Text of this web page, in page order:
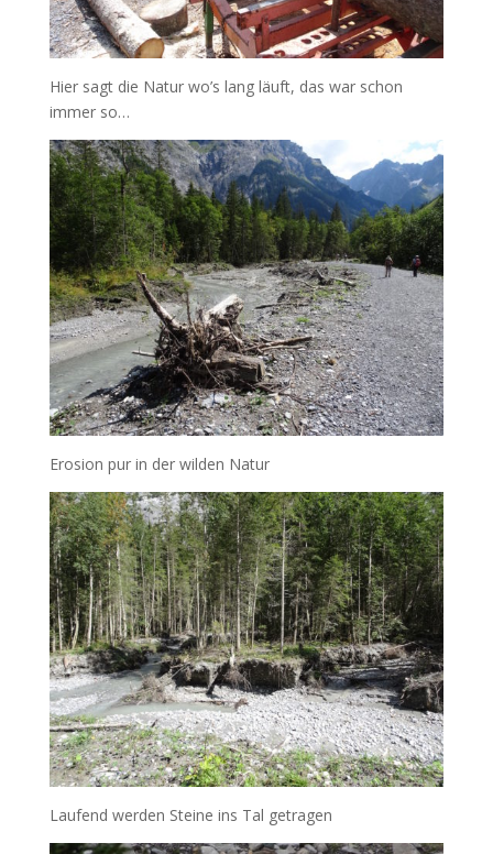
Hier sagt die Natur wo’s lang läuft, das war schon
immer so…
Erosion pur in der wilden Natur
Laufend werden Steine ins Tal getragen